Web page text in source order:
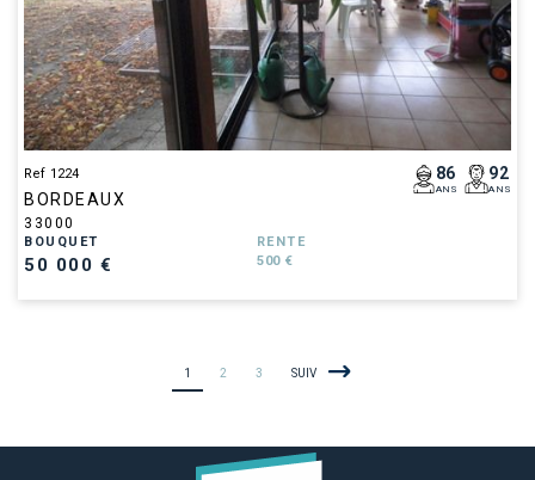
Ref 1224
BORDEAUX
33000
86
ANS
92
ANS
BOUQUET
50 000 €
RENTE
500 €
1 2 3 SUIV